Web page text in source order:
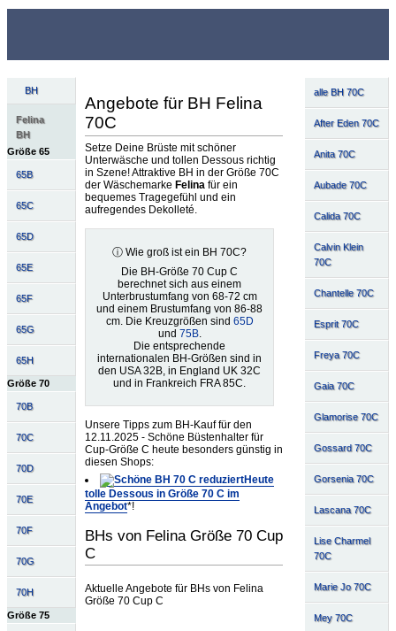
BH
Felina
BH
Größe 65
65B
65C
65D
65E
65F
65G
65H
Größe 70
70B
70C
70D
70E
70F
70G
70H
Größe 75
alle BH 70C
After Eden 70C
Anita 70C
Aubade 70C
Calida 70C
Calvin Klein
70C
Chantelle 70C
Esprit 70C
Freya 70C
Gaia 70C
Glamorise 70C
Gossard 70C
Gorsenia 70C
Lascana 70C
Lise Charmel
70C
Marie Jo 70C
Mey 70C
Angebote für BH Felina
70C
Setze Deine Brüste mit schöner
Unterwäsche und tollen Dessous richtig
in Szene! Attraktive BH in der Größe 70C
der Wäschemarke Felinafür ein
bequemes Tragegefühl und ein
aufregendes Dekolleté.
ⓘ Wie groß ist ein BH 70C?
Die BH-Größe 70 Cup C
berechnet sich aus einem
Unterbrustumfang von 68-72 cm
und einem Brustumfang von 86-88
cm. Die Kreuzgrößen sind 65D
und 75B.
Die entsprechende
internationalen BH-Größen sind in
den USA 32B, in England UK 32C
und in Frankreich FRA 85C.
Unsere Tipps zum BH-Kauf für den
12.11.2025 - Schöne Büstenhalter für
Cup-Größe C heute besonders günstig in
diesen Shops:
Heute
tolle Dessous in Größe 70 C im
Angebot*!
BHs von Felina Größe 70 Cup
C
Aktuelle Angebote für BHs von Felina
Größe 70 Cup C